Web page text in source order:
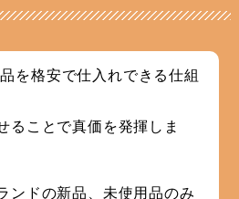
を格安で仕入れできる仕組
ることで真価を発揮しま
ンドの新品、未使用品のみ